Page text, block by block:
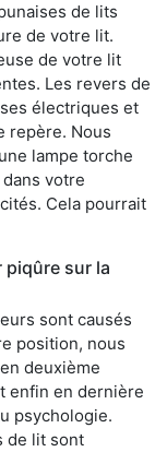
de lits
de votre lit.
de votre lit
Les revers de
électriques et
repère. Nous
lampe torche
votre
Cela pourrait
piqûre sur la
sont causés
position, nous
deuxième
enfin en dernière
psychologie.
de lit sont